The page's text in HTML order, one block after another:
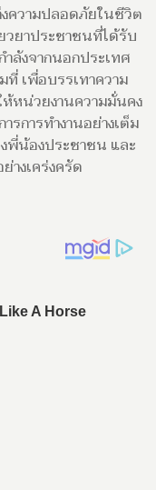
ความปลอดภัยในชีวิต
ยาประชาชนที่ได้รับ
ลังจากนอกประเทศ
เพื่อบรรเทาความ
หน่วยงานความมั่นคง
การทำงานอย่างเต็ม
พี่น้องประชาชน และ
างเคร่งครัด